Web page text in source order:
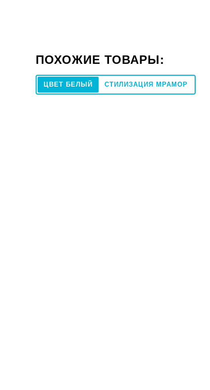
ПОХОЖИЕ ТОВАРЫ:
ЦВЕТ БЕЛЫЙ СТИЛИЗАЦИЯ МРАМОР